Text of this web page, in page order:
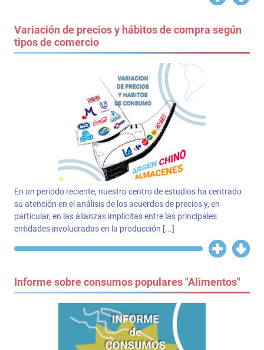
Variación de precios y hábitos de compra según
tipos de comercio
En un periodo reciente, nuestro centro de estudios ha centrado
su atención en el análisis de los acuerdos de precios y, en
particular, en las alianzas implícitas entre las principales
entidades involucradas en la producción [...]
Informe sobre consumos populares "Alimentos"